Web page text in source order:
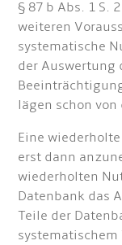
§ 87 b Abs. 1 S.
weiteren
systematische
der Auswertung
lägen schon von
Eine
erst dann
wiederholten
Datenbank das
Teile der
systematischem